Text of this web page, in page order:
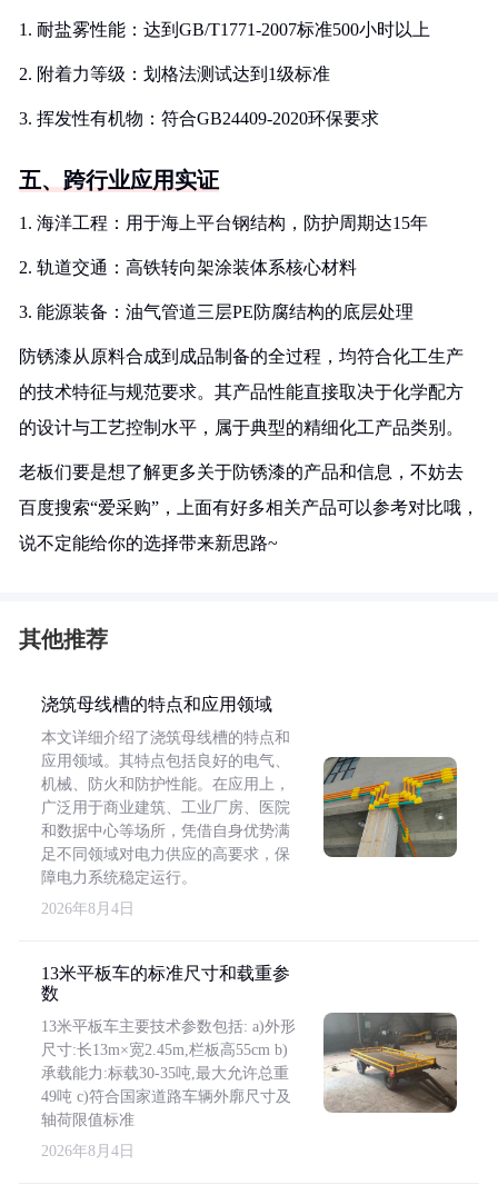
1. 耐盐雾性能：达到GB/T1771-2007标准500小时以上
2. 附着力等级：划格法测试达到1级标准
3. 挥发性有机物：符合GB24409-2020环保要求
五、跨行业应用实证
1. 海洋工程：用于海上平台钢结构，防护周期达15年
2. 轨道交通：高铁转向架涂装体系核心材料
3. 能源装备：油气管道三层PE防腐结构的底层处理
防锈漆从原料合成到成品制备的全过程，均符合化工生产
的技术特征与规范要求。其产品性能直接取决于化学配方
的设计与工艺控制水平，属于典型的精细化工产品类别。
老板们要是想了解更多关于防锈漆的产品和信息，不妨去
百度搜索“爱采购”，上面有好多相关产品可以参考对比哦，
说不定能给你的选择带来新思路~
其他推荐
浇筑母线槽的特点和应用领域
本文详细介绍了浇筑母线槽的特点和
应用领域。其特点包括良好的电气、
机械、防火和防护性能。在应用上，
广泛用于商业建筑、工业厂房、医院
和数据中心等场所，凭借自身优势满
足不同领域对电力供应的高要求，保
障电力系统稳定运行。
2026年8月4日
13米平板车的标准尺寸和载重参
数
13米平板车主要技术参数包括: a)外形
尺寸:长13m×宽2.45m,栏板高55cm b)
承载能力:标载30-35吨,最大允许总重
49吨 c)符合国家道路车辆外廓尺寸及
轴荷限值标准
2026年8月4日